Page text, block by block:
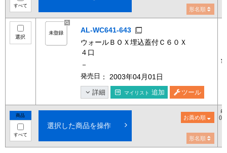
すべて
形名順
選択
AL-WC641-643
ウォールＢＯＸ埋込蓋付Ｃ６０Ｘ
４口
－
発売日 ： 2003年04月01日
詳細 マイリスト 追加 ツール
商品
すべて
選択した商品を操作
お薦め順
希
()
形名順